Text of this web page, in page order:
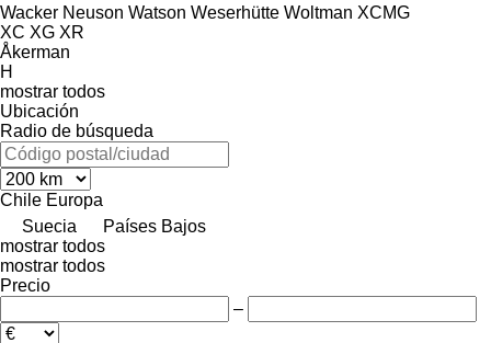
Wacker Neuson Watson Weserhütte Woltman XCMG
XC XG XR
Åkerman
H
mostrar todos
Ubicación
Radio de búsqueda
Chile Europa
Suecia
Países Bajos
mostrar todos
mostrar todos
Precio
–